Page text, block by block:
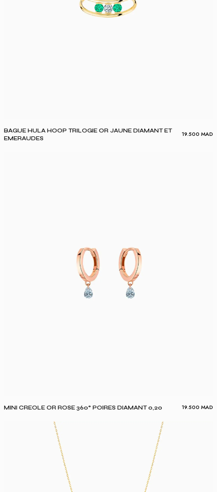
BAGUE HULA HOOP TRILOGIE OR JAUNE DIAMANT ET
EMERAUDES
19.500 MAD
MINI CREOLE OR ROSE 360° POIRES DIAMANT 0,20 19.500 MAD